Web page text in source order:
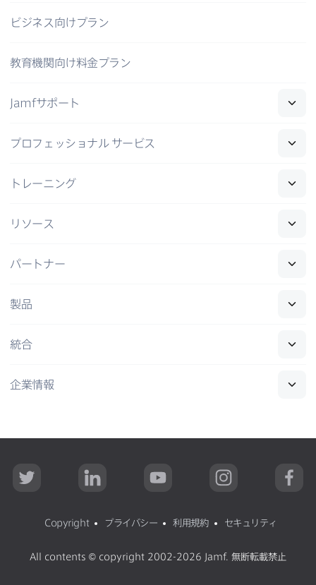
ビジネス向けプラン
教育機関向け料金プラン
Jamfサポート
プロフェッショナル サービス
トレーニング
リソース
パートナー
製品
統合
企業情報
All contents © copyright 2002-2026 Jamf. 無断転載禁止
Copyright プライバシー 利用規約 セキュリティ
T
w
L
i
e
d
n
Y
o
u
b
I
n
a
g
a
m
F
a